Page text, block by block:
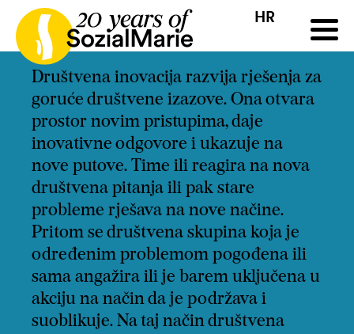
HR
HU SK SL
NatječajProjektiInsights Podcast
Društvena inovacija razvija rješenja za
goruće društvene izazove. Ona otvara
prostor novim pristupima, daje
inovativne odgovore i ukazuje na
nove putove. Time ili reagira na nova
društvena pitanja ili pak stare
probleme rješava na nove načine.
Pritom se društvena skupina koja je
određenim problemom pogođena ili
sama angažira ili je barem uključena u
akciju na način da je podržava i
suoblikuje. Na taj način društvena